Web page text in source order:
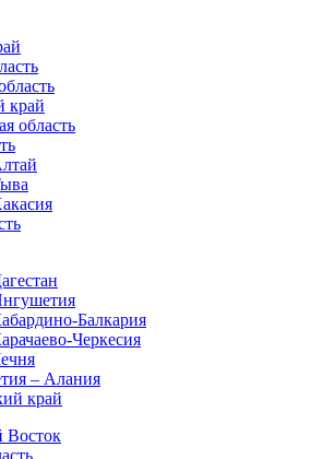
край
область
Балкария
Черкесия
– Алания
край
Восток